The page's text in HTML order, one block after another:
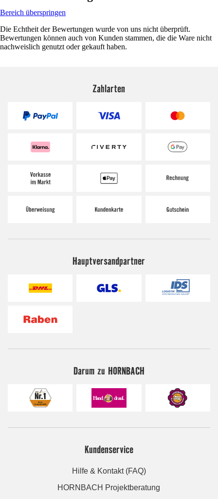
Bereich überspringen
Die Echtheit der Bewertungen wurde von uns nicht überprüft.
Bewertungen können auch von Kunden stammen, die die Ware nicht
nachweislich genutzt oder gekauft haben.
Zahlarten
Hauptversandpartner
Darum zu HORNBACH
Kundenservice
Hilfe & Kontakt (FAQ)
HORNBACH Projektberatung